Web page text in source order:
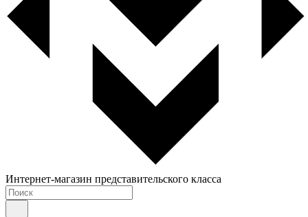
Интернет-магазин представительского класса